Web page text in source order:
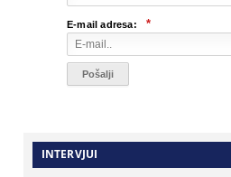
E-mail adresa: *
INTERVJUI